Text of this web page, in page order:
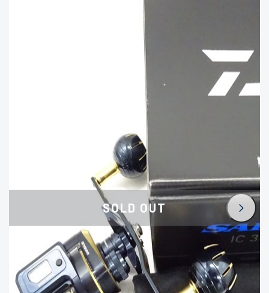
イシグロ津高茶屋店
イシグロ中川かの里店
イシグロカインズモール彦根店
イシグロ静岡中吉田店
イシグロ名東引山店
イシグロ豊田店
イシグロ豊橋向山店
イシグロ岐阜店
イシグロ高林店
イシグロ西尾店
イシグロ三河安城店
イシグロ岡崎大樹寺店
悪
使用感や傷はあるが全体的に
綺麗な良品
使用感や傷のある一般的な中
かなり使用感があり、全体的
に目立つ傷が多い品
D
著しく状態が悪いが使用はで
きるもの、改造品も含む
※ルアー、エギ、雑品、その他につきましては
ランク表記はございません。 状態は写真にて
ご確認ください。
SOLD OUT